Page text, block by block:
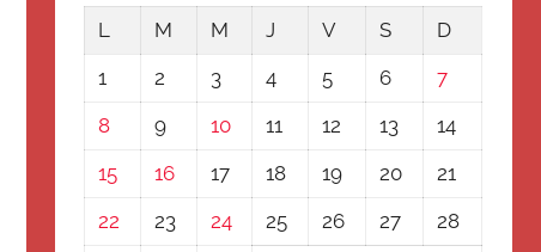
L
M M J V S
D
1
2 3 4 5 6
7
8
9 10 11 12 13
14
15
16 17 18 19 20
21
22
23 24 25 26 27
28